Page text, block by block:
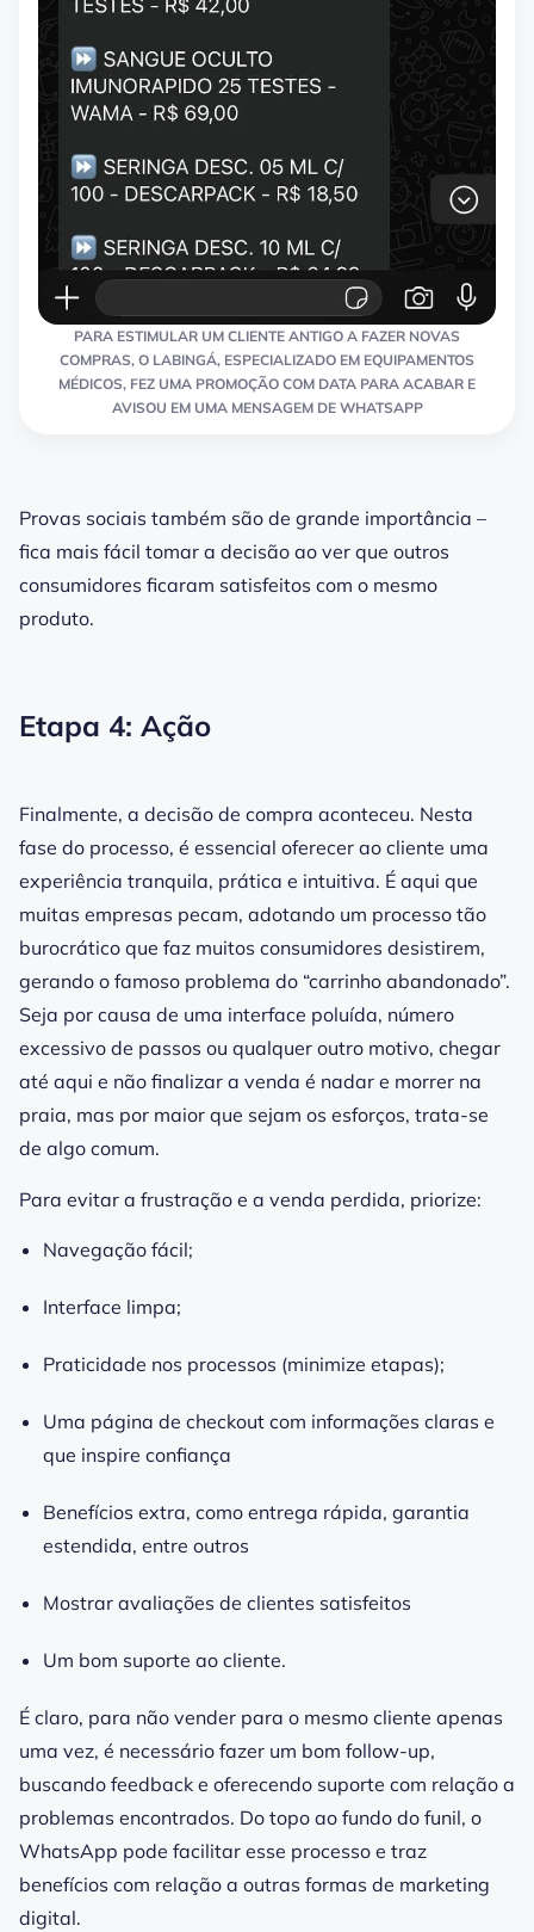
PARA ESTIMULAR UM CLIENTE ANTIGO A FAZER NOVAS
COMPRAS, O LABINGÁ, ESPECIALIZADO EM EQUIPAMENTOS
MÉDICOS, FEZ UMA PROMOÇÃO COM DATA PARA ACABAR E
AVISOU EM UMA MENSAGEM DE WHATSAPP
Provas sociais também são de grande importância –
fica mais fácil tomar a decisão ao ver que outros
consumidores ficaram satisfeitos com o mesmo
produto.
Etapa 4: Ação
Finalmente, a decisão de compra aconteceu. Nesta
fase do processo, é essencial oferecer ao cliente uma
experiência tranquila, prática e intuitiva. É aqui que
muitas empresas pecam, adotando um processo tão
burocrático que faz muitos consumidores desistirem,
gerando o famoso problema do “carrinho abandonado”.
Seja por causa de uma interface poluída, número
excessivo de passos ou qualquer outro motivo, chegar
até aqui e não finalizar a venda é nadar e morrer na
praia, mas por maior que sejam os esforços, trata-se
de algo comum.
Para evitar a frustração e a venda perdida, priorize:
Navegação fácil;
Interface limpa;
Praticidade nos processos (minimize etapas);
Uma página de checkout com informações claras e
que inspire confiança
Benefícios extra, como entrega rápida, garantia
estendida, entre outros
Mostrar avaliações de clientes satisfeitos
Um bom suporte ao cliente.
É claro, para não vender para o mesmo cliente apenas
uma vez, é necessário fazer um bom follow-up,
buscando feedback e oferecendo suporte com relação a
problemas encontrados. Do topo ao fundo do funil, o
WhatsApp pode facilitar esse processo e traz
benefícios com relação a outras formas de marketing
digital.